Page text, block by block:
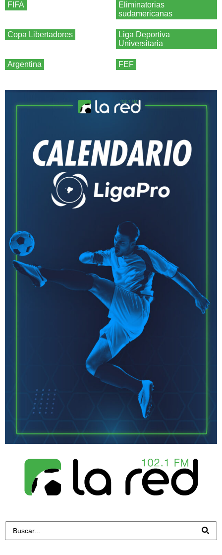
FIFA
Eliminatorias
sudamericanas
Copa Libertadores
Liga Deportiva
Universitaria
Argentina FEF